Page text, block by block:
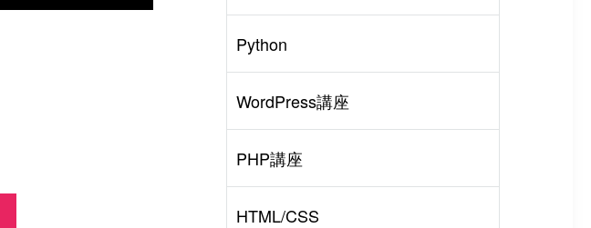
Python
WordPress講座
PHP講座
HTML/CSS